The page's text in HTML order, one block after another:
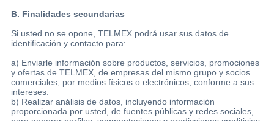
B. Finalidades secundarias
Si usted no se opone, TELMEX podrá usar sus datos de
identificación y contacto para:
a) Enviarle información sobre productos, servicios, promociones
y ofertas de TELMEX, de empresas del mismo grupo y socios
comerciales, por medios físicos o electrónicos, conforme a sus
intereses.
b) Realizar análisis de datos, incluyendo información
proporcionada por usted, de fuentes públicas y redes sociales,